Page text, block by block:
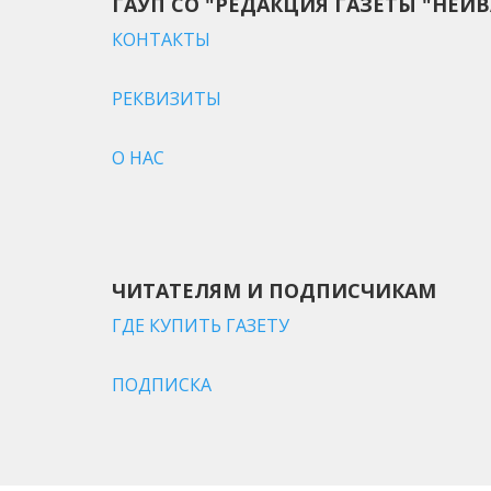
КОНТАКТЫ
РЕКВИЗИТЫ
О НАС
ЧИТАТЕЛЯМ И ПОДПИСЧИКАМ
ГДЕ КУПИТЬ ГАЗЕТУ
ПОДПИСКА